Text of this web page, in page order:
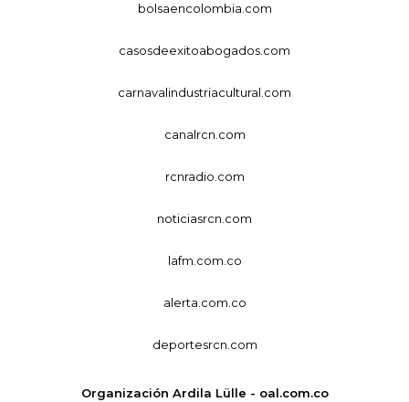
bolsaencolombia.com
casosdeexitoabogados.com
carnavalindustriacultural.com
canalrcn.com
rcnradio.com
noticiasrcn.com
lafm.com.co
alerta.com.co
deportesrcn.com
Organización Ardila Lülle - oal.com.co